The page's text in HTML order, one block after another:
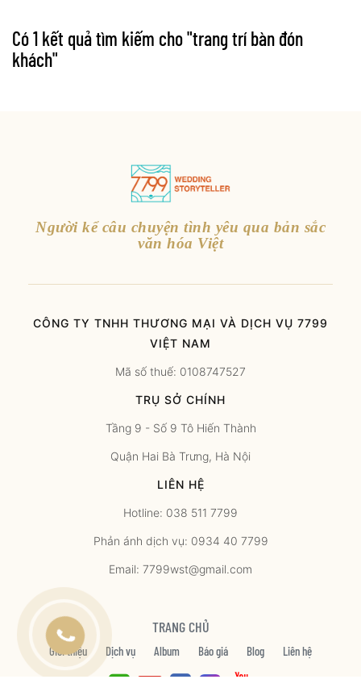
Có 1 kết quả tìm kiếm cho "trang trí bàn đón
khách"
Người kể câu chuyện tình yêu qua bản sắc
văn hóa Việt
CÔNG TY TNHH THƯƠNG MẠI VÀ DỊCH VỤ 7799
VIỆT NAM
Mã số thuế: 0108747527
TRỤ SỞ CHÍNH
Tầng 9 - Số 9 Tô Hiến Thành
Quận Hai Bà Trưng, Hà Nội
LIÊN HỆ
Hotline: 038 511 7799
Phản ánh dịch vụ: 0934 40 7799
Email: 7799wst@gmail.com
TRANG CHỦ
Giới thiệu Dịch vụ Album Báo giá Blog Liên hệ